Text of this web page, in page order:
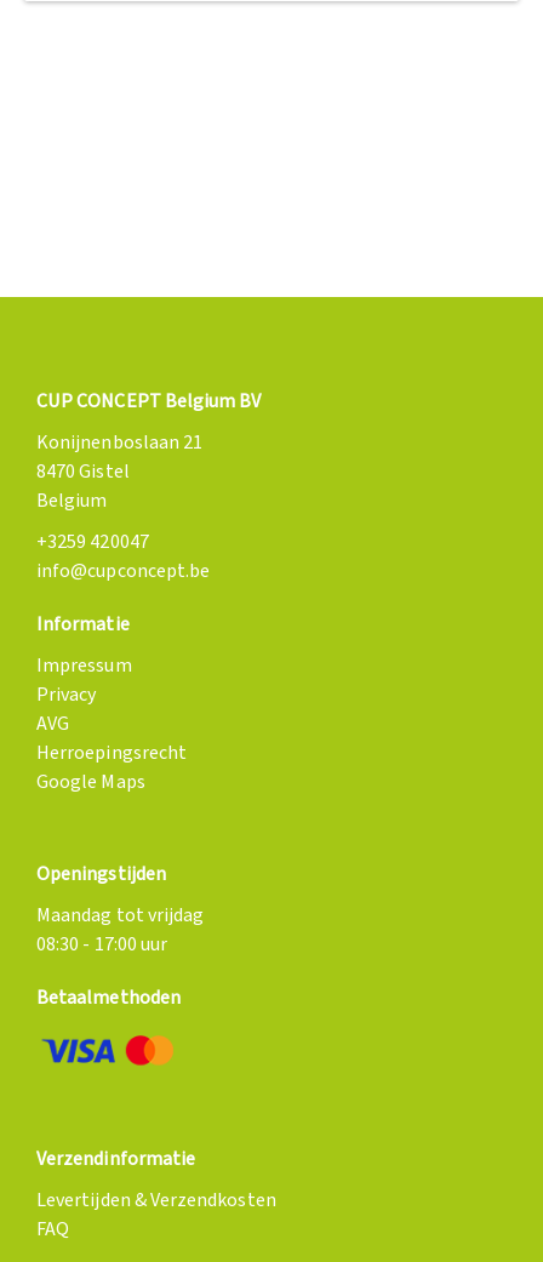
CUP CONCEPT Belgium BV
Konijnenboslaan 21
8470 Gistel
Belgium
+3259 420047
info@cupconcept.be
Informatie
Impressum
Privacy
AVG
Herroepingsrecht
Google Maps
Openingstijden
Maandag tot vrijdag
08:30 - 17:00 uur
Betaalmethoden
Verzendinformatie
Levertijden & Verzendkosten
FAQ